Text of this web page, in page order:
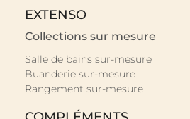
EXTENSO
Collections sur mesure
Salle de bains sur-mesure
Buanderie sur-mesure
Rangement sur-mesure